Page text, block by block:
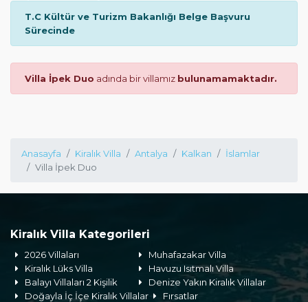
T.C Kültür ve Turizm Bakanlığı Belge Başvuru
Sürecinde
Villa İpek Duo adında bir villamız bulunamamaktadır.
Anasayfa Kiralık Villa Antalya Kalkan
İslamlar
Villa İpek Duo
Kiralık Villa Kategorileri
2026 Villaları
Muhafazakar Villa
Kiralık Lüks Villa
Havuzu Isıtmalı Villa
Balayı Villaları 2 Kişilik
Denize Yakın Kiralık Villalar
Doğayla İç İçe Kiralık Villalar
Fırsatlar